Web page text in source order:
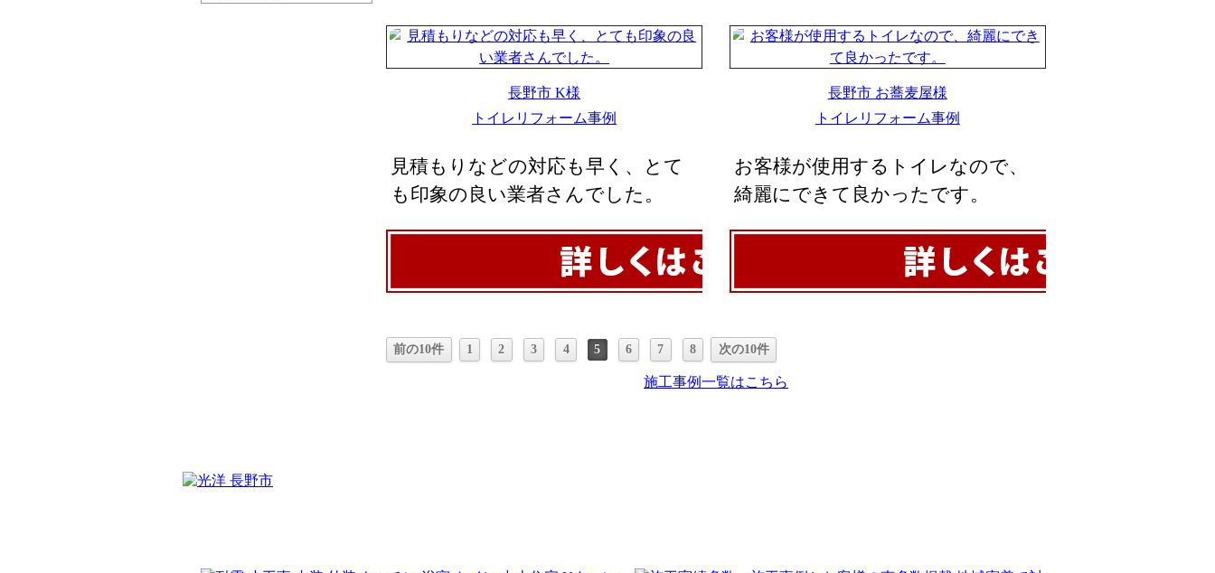
長野市 K様
トイレリフォーム事例
見積もりなどの対応も早く、とて
も印象の良い業者さんでした。
長野市 お蕎麦屋様
トイレリフォーム事例
お客様が使用するトイレなので、
綺麗にできて良かったです。
前の10件 1 2 3 4 5 6 7 8 次の10件
施工事例一覧はこちら